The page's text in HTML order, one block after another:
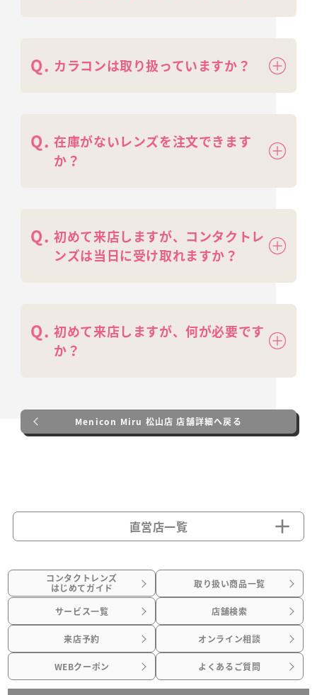
カラコンは取り扱っていますか？
在庫がないレンズを注文できます
か？
初めて来店しますが、コンタクトレ
ンズは当日に受け取れますか？
初めて来店しますが、何が必要です
か？
Menicon Miru 松山店 店舗詳細へ戻る
直営店一覧
コンタクトレンズ
はじめてガイド 取り扱い商品一覧
サービス一覧 店舗検索
来店予約 オンライン相談
WEBクーポン よくあるご質問